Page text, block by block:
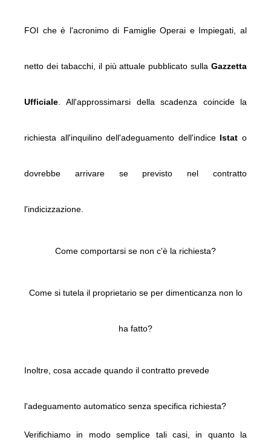
FOI che è l'acronimo di Famiglie Operai e Impiegati, al
netto dei tabacchi, il più attuale pubblicato sulla Gazzetta
Ufficiale All'approssimarsi della scadenza coincide la
richiesta all'inquilino dell'adeguamento dell'indiceIstat o
dovrebbe arrivare se previsto nel contratto
l'indicizzazione.
Come comportarsi se non c'è la richiesta?
Come si tutela il proprietario se per dimenticanza non lo
ha fatto?
Inoltre, cosa accade quando il contratto prevede
l'adeguamento automatico senza specifica richiesta?
Verifichiamo in modo semplice tali casi, in quanto la